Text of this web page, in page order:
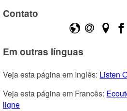
Contato
Em outras línguas
Veja esta página em Inglês: Listen
Veja esta página em Francês:
ligne